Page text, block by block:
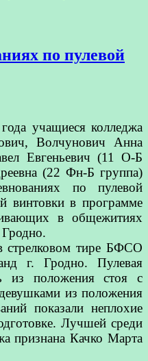
по пулевой
учащиеся колледжа
Волчунович Анна
Евгеньевич (11 О-Б
(22 Фн-Б группа)
по пулевой
винтовки в программе
в общежитиях
стрелковом тире БФСО
г. Гродно. Пулевая
из положения стоя с
из положения
показали неплохие
Лучшей среди
признана Качко Марта